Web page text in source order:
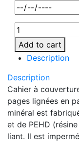
MO9536-
09
quantity
Add to cart
Description
Description
Cahier à
pages lignées en
minéral est
et de PEHD
liant. Il est